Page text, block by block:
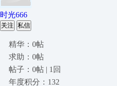
时光666
关注 私信
精华：0帖
求助：0帖
帖子：0帖 | 1回
年度积分：132